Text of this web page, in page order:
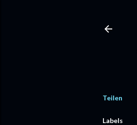
Teilen
Labels